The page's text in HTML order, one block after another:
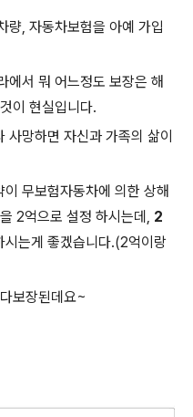
량, 자동차보험을 아예 가입
에서 뭐 어느정도 보장은 해
이 현실입니다.
망하면 자신과 가족의 삶이
무보험자동차에 의한 상해
2억으로 설정 하시는데, 2
시는게 좋겠습니다.(2억이랑
보장된데요~